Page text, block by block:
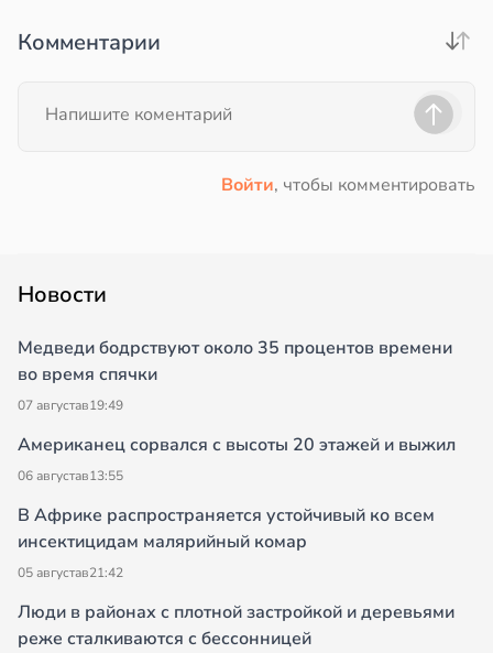
Комментарии
Войти, чтобы комментировать
Новости
Медведи бодрствуют около 35 процентов времени
во время спячки
07 августав19:49
Американец сорвался с высоты 20 этажей и выжил
06 августав13:55
В Африке распространяется устойчивый ко всем
инсектицидам малярийный комар
05 августав21:42
Люди в районах с плотной застройкой и деревьями
реже сталкиваются с бессонницей